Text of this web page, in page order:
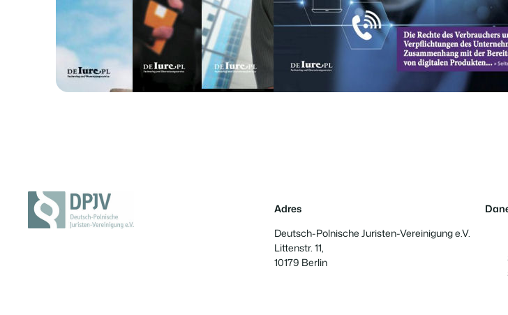
Adres
Deutsch-Polnische Juristen-Vereinigung e.V.
Littenstr. 11,
10179 Berlin